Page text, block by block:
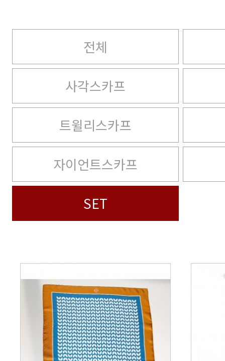
전체
사각스카프
트윌리스카프
자이언트스카프
SET